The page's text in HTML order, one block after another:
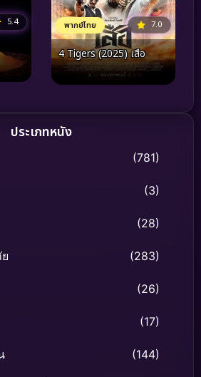
5.4 พากย์ไทย 7.0
4 Tigers (2025) เสือ
ประเภทหนัง
(781)
(3)
(28)
(283)
(26)
(17)
(144)